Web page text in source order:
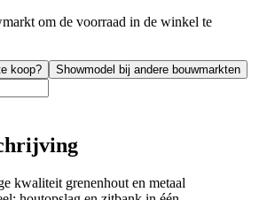
om de voorraad in de winkel te
koop? Showmodel bij andere bouwmarkten
kwaliteit grenenhout en metaal